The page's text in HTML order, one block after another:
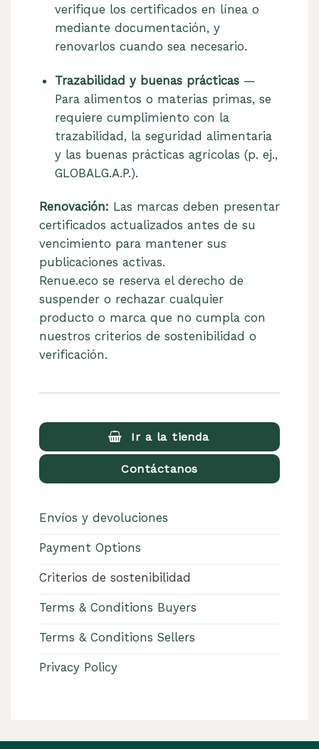
Envíos y devoluciones
Payment Options
Criterios de sostenibilidad
Terms & Conditions Buyers
Terms & Conditions Sellers
Privacy Policy
verifique los certificados en línea o
mediante documentación, y
renovarlos cuando sea necesario.
Trazabilidad y buenas prácticas—
Para alimentos o materias primas, se
requiere cumplimiento con la
trazabilidad, la seguridad alimentaria
y las buenas prácticas agrícolas (p. ej.,
GLOBALG.A.P.).
Renovación: Las marcas deben presentar
certificados actualizados antes de su
vencimiento para mantener sus
publicaciones activas.
Renue.eco se reserva el derecho de
suspender o rechazar cualquier
producto o marca que no cumpla con
nuestros criterios de sostenibilidad o
verificación.
Ir a la tienda
Contáctanos